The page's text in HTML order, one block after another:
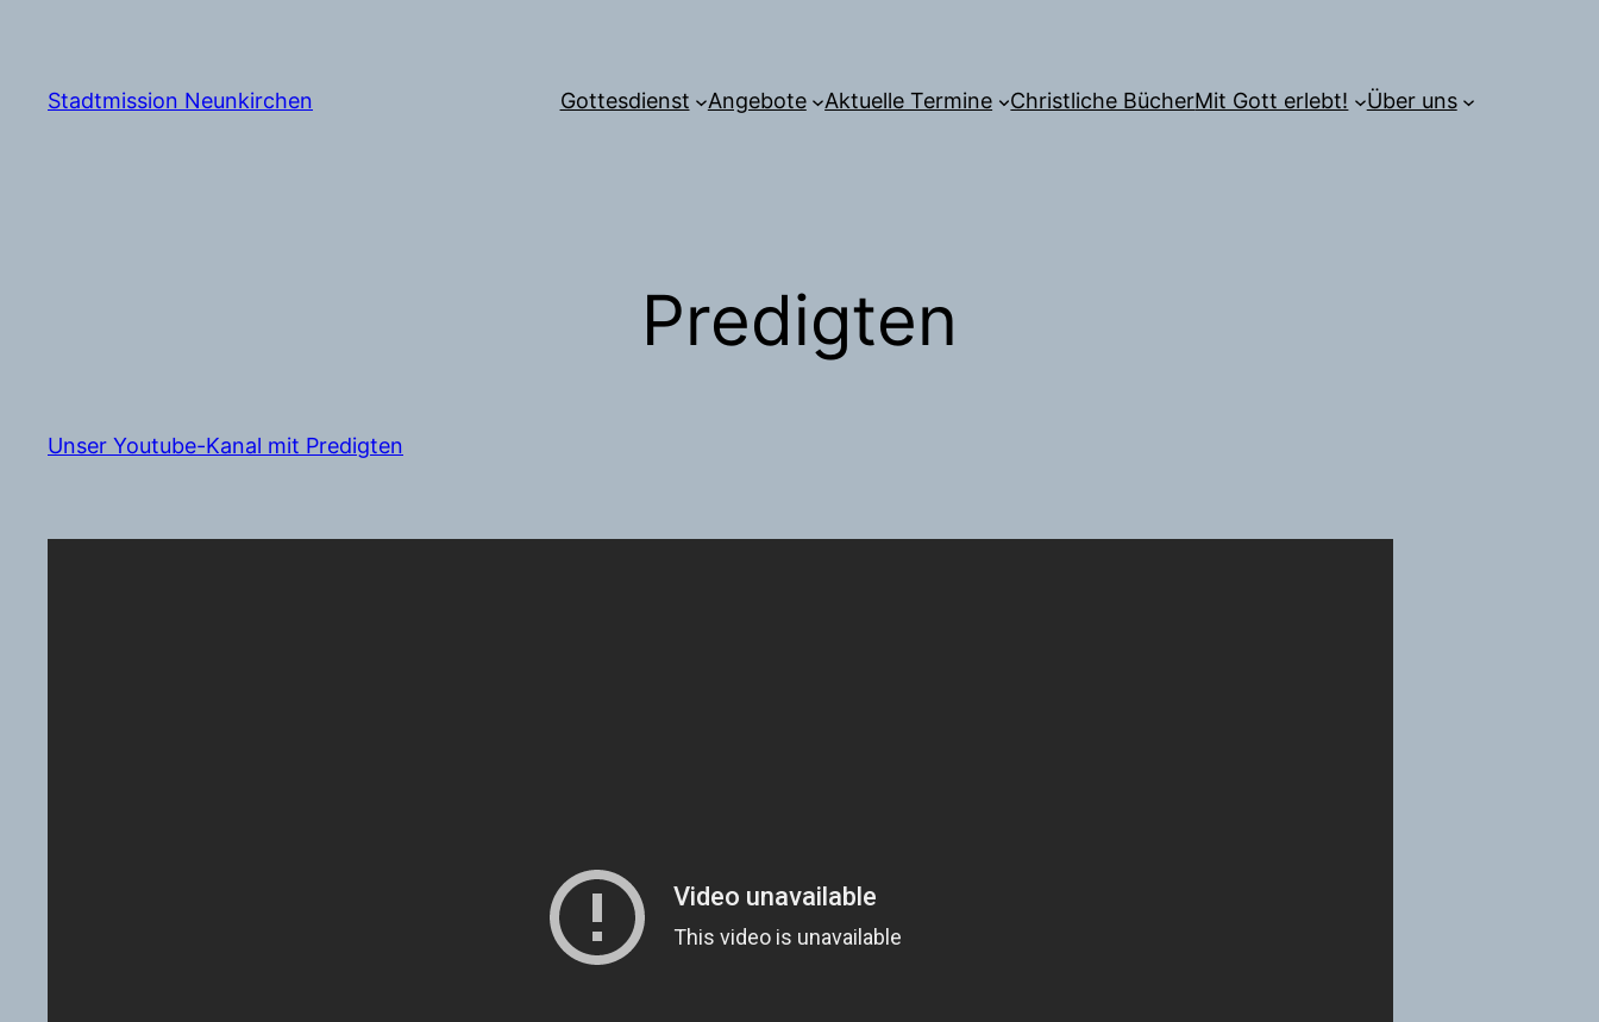
springen
Stadtmission Neunkirchen Gottesdienst Angebote Aktuelle Termine Christliche BücherMit Gott erlebt! Über uns
Predigten
Unser Youtube-Kanal mit Predigten